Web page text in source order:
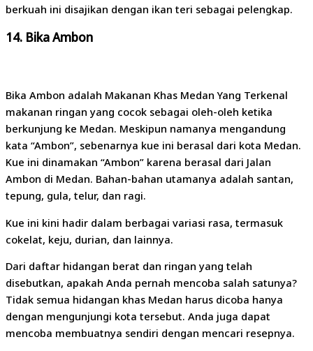
berkuah ini disajikan dengan ikan teri sebagai pelengkap.
14. Bika Ambon
Bika Ambon adalah Makanan Khas Medan Yang Terkenal
makanan ringan yang cocok sebagai oleh-oleh ketika
berkunjung ke Medan. Meskipun namanya mengandung
kata “Ambon”, sebenarnya kue ini berasal dari kota Medan.
Kue ini dinamakan “Ambon” karena berasal dari Jalan
Ambon di Medan. Bahan-bahan utamanya adalah santan,
tepung, gula, telur, dan ragi.
Kue ini kini hadir dalam berbagai variasi rasa, termasuk
cokelat, keju, durian, dan lainnya.
Dari daftar hidangan berat dan ringan yang telah
disebutkan, apakah Anda pernah mencoba salah satunya?
Tidak semua hidangan khas Medan harus dicoba hanya
dengan mengunjungi kota tersebut. Anda juga dapat
mencoba membuatnya sendiri dengan mencari resepnya.